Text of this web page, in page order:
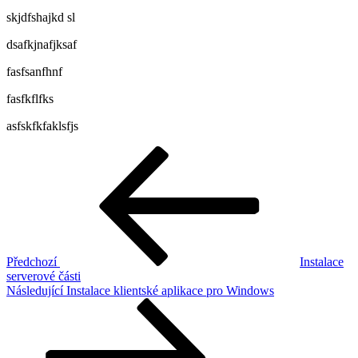
skjdfshajkd sl
dsafkjnafjksaf
fasfsanfhnf
fasfkflfks
asfskfkfaklsfjs
Předchozí
Instalace
serverové části
Následující
Následující Instalace klientské aplikace pro Windows